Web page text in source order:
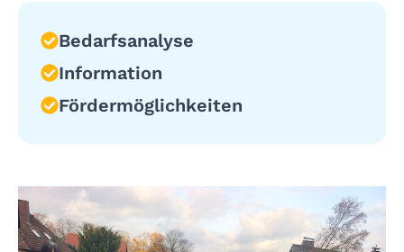
Bedarfsanalyse
Information
Fördermöglichkeiten